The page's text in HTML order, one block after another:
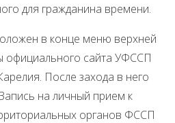
для гражданина времени.
в конце меню верхней
официального сайта УФССП
После захода в него
на личный прием к
органов ФССП